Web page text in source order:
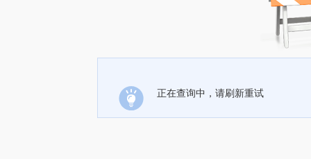
正在查询中，请刷新重试